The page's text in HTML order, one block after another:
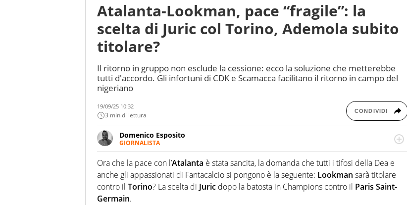
Atalanta-Lookman, pace “fragile”: la
scelta di Juric col Torino, Ademola subito
titolare?
Il ritorno in gruppo non esclude la cessione: ecco la soluzione che metterebbe
tutti d'accordo. Gli infortuni di CDK e Scamacca facilitano il ritorno in campo del
nigeriano
19/09/25 10:32
3 min di lettura CONDIVIDI
Domenico Esposito
GIORNALISTA
Da vent’anni in campo e sul campo per vivere ogni evento in tutte le sue sfaccettature.
Passione smisurata per il calcio e per la sfera di cuoio. Il pallone è una cosa serissima,
guai a dirgli di no
Ora che la pace con l’Atalanta è stata sancita, la domanda che tutti i tifosi della Dea e
anche gli appassionati di Fantacalcio si pongono è la seguente: Lookman sarà titolare
contro il Torino? La scelta di Juric dopo la batosta in Champions contro il Paris Saint-
Germain.